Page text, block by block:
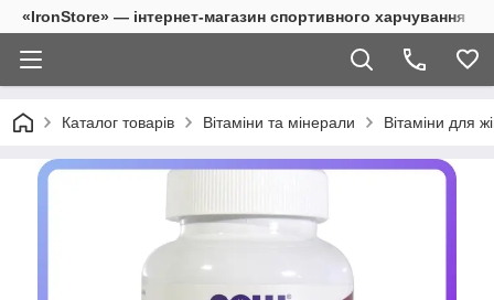
«IronStore» — інтернет-магазин спортивного харчування
Каталог товарів Вітаміни та мінерали Вітаміни для